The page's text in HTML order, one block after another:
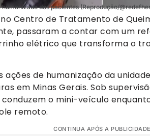
dos pacientes (Reprodução/
Centro de Tratamento de
passaram a contar com um
elétrico que transforma o
ações de humanização da
em Minas Gerais. Sob
o mini-veículo
remoto.
CONTINUA APÓS A PUBLICIDADE